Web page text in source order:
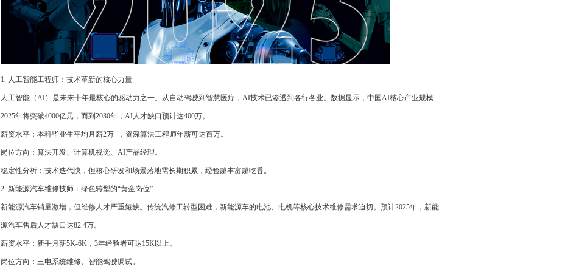
1. 人工智能工程师：技术革新的核心力量
人工智能（AI）是未来十年最核心的驱动力之一。从自动驾驶到智慧医疗，AI技术已渗透到各行各业。数据显示，中国AI核心产业规模
2025年将突破4000亿元，而到2030年，AI人才缺口预计达400万。
薪资水平：本科毕业生平均月薪2万+，资深算法工程师年薪可达百万。
岗位方向：算法开发、计算机视觉、AI产品经理。
稳定性分析：技术迭代快，但核心研发和场景落地需长期积累，经验越丰富越吃香。
2. 新能源汽车维修技师：绿色转型的“黄金岗位”
新能源汽车销量激增，但维修人才严重短缺。传统汽修工转型困难，新能源车的电池、电机等核心技术维修需求迫切。预计2025年，新能
源汽车售后人才缺口达82.4万。
薪资水平：新手月薪5K-6K，3年经验者可达15K以上。
岗位方向：三电系统维修、智能驾驶调试。